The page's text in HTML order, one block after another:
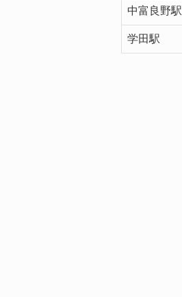
中富良野駅
学田駅